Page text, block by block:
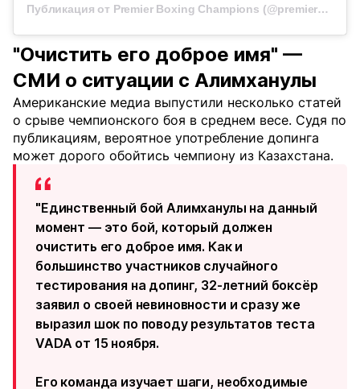
Публикация от Premier Boxing Champions (@premierboxing)
"Очистить его доброе имя" —
СМИ о ситуации с Алимханулы
Американские медиа выпустили несколько статей
о срыве чемпионского боя в среднем весе. Судя по
публикациям, вероятное употребление допинга
может дорого обойтись чемпиону из Казахстана.
"Единственный бой Алимханулы на данный
момент — это бой, который должен
очистить его доброе имя. Как и
большинство участников случайного
тестирования на допинг, 32-летний боксёр
заявил о своей невиновности и сразу же
выразил шок по поводу результатов теста
VADA от 15 ноября.
Его команда изучает шаги, необходимые